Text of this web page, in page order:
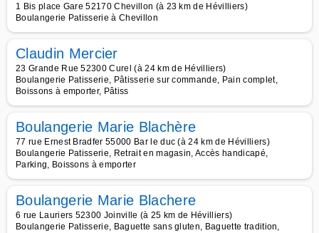
1 Bis place Gare 52170 Chevillon (à 23 km de Hévilliers)
Boulangerie Patisserie à Chevillon
Claudin Mercier
23 Grande Rue 52300 Curel (à 24 km de Hévilliers)
Boulangerie Patisserie, Pâtisserie sur commande, Pain complet,
Boissons à emporter, Pâtiss
Boulangerie Marie Blachère
77 rue Ernest Bradfer 55000 Bar le duc (à 24 km de Hévilliers)
Boulangerie Patisserie, Retrait en magasin, Accès handicapé,
Parking, Boissons à emporter
Boulangerie Marie Blachere
6 rue Lauriers 52300 Joinville (à 25 km de Hévilliers)
Boulangerie Patisserie, Baguette sans gluten, Baguette tradition,